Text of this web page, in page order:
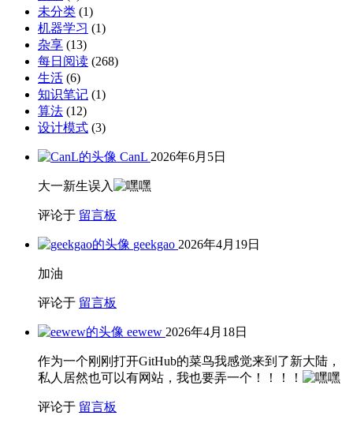
未分类 (1)
机器学习 (1)
杂享 (13)
每日阅读 (268)
生活 (6)
知识笔记 (1)
算法 (12)
设计模式 (3)
CanL 2026年6月5日
大一新生误入
评论于 留言板
geekgao 2026年4月19日
加油
评论于 留言板
eewew 2026年4月18日
作为一个刚刚打开GitHub的菜鸟我感觉来到了新大陆，
私人居然也可以有网站，我也要弄一个！！！！
评论于 留言板